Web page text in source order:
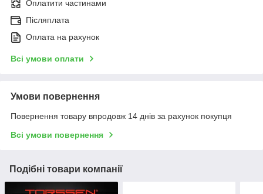
Оплатити частинами
Післяплата
Оплата на рахунок
Всі умови оплати
Умови повернення
Повернення товару впродовж 14 днів за рахунок покупця
Всі умови повернення
Подібні товари компанії